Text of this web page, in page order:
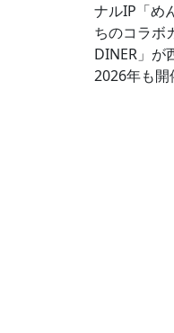
ナルIP「め
ちのコラボ
DINER」が
2026年も開